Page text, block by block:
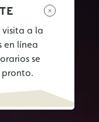
a la
en línea
se